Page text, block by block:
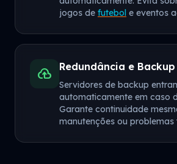
jogos de futebol e eventos
backup Redundância e Backup
Servidores de backup
automaticamente em caso
Garante continuidade
manutenções ou problemas